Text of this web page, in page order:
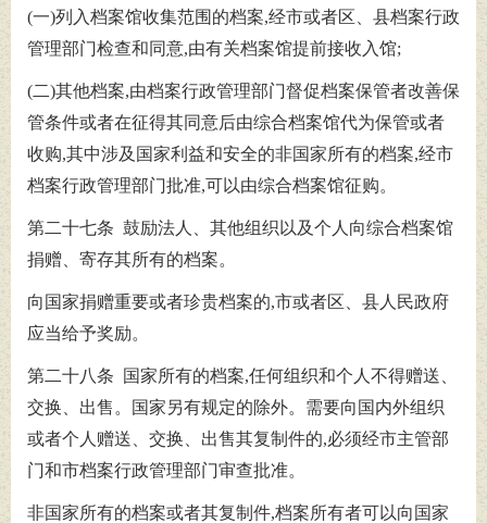
(一)列入档案馆收集范围的档案,经市或者区、县档案行政
管理部门检查和同意,由有关档案馆提前接收入馆;
(二)其他档案,由档案行政管理部门督促档案保管者改善保
管条件或者在征得其同意后由综合档案馆代为保管或者
收购,其中涉及国家利益和安全的非国家所有的档案,经市
档案行政管理部门批准,可以由综合档案馆征购。
第二十七条 鼓励法人、其他组织以及个人向综合档案馆
捐赠、寄存其所有的档案。
向国家捐赠重要或者珍贵档案的,市或者区、县人民政府
应当给予奖励。
第二十八条 国家所有的档案,任何组织和个人不得赠送、
交换、出售。国家另有规定的除外。需要向国内外组织
或者个人赠送、交换、出售其复制件的,必须经市主管部
门和市档案行政管理部门审查批准。
非国家所有的档案或者其复制件,档案所有者可以向国家